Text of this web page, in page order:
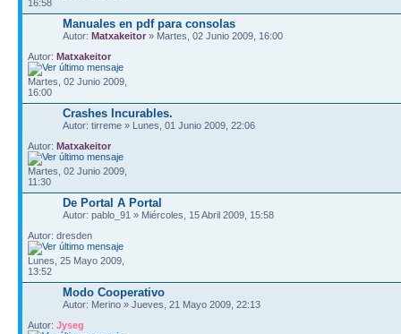
16:58
Manuales en pdf para consolas
Autor: Matxakeitor » Martes, 02 Junio 2009, 16:00
Autor: Matxakeitor
Martes, 02 Junio 2009,
16:00
Crashes Incurables.
Autor: tirreme » Lunes, 01 Junio 2009, 22:06
Autor: Matxakeitor
Martes, 02 Junio 2009,
11:30
De Portal A Portal
Autor: pablo_91 » Miércoles, 15 Abril 2009, 15:58
Autor: dresden
Lunes, 25 Mayo 2009,
13:52
Modo Cooperativo
Autor: Merino » Jueves, 21 Mayo 2009, 22:13
Autor: Jyseg